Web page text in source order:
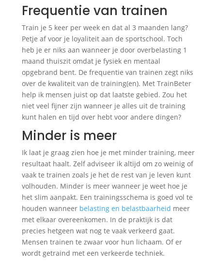
Frequentie van trainen
Train je 5 keer per week en dat al 3 maanden lang?
Petje af voor je loyaliteit aan de sportschool. Toch
heb je er niks aan wanneer je door overbelasting 1
maand thuiszit omdat je fysiek en mentaal
opgebrand bent. De frequentie van trainen zegt niks
over de kwaliteit van de training(en). Met TrainBeter
help ik mensen juist op dat laatste gebied. Zou het
niet veel fijner zijn wanneer je alles uit de training
kunt halen en tijd over hebt voor andere dingen?
Minder is meer
Ik laat je graag zien hoe je met minder training, meer
resultaat haalt. Zelf adviseer ik altijd om zo weinig of
vaak te trainen zoals je het de rest van je leven kunt
volhouden. Minder is meer wanneer je weet hoe je
het slim aanpakt. Een trainingsschema is goed vol te
houden wanneer belasting en belastbaarheid meer
met elkaar overeenkomen. In de praktijk is dat
precies hetgeen wat nog te vaak verkeerd gaat.
Mensen trainen te zwaar voor hun lichaam. Of er
wordt getraind met een verkeerde techniek.